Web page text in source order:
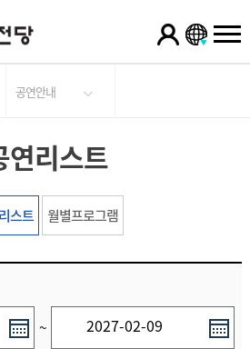
공연안내
연리스트
스트 월별프로그램
~